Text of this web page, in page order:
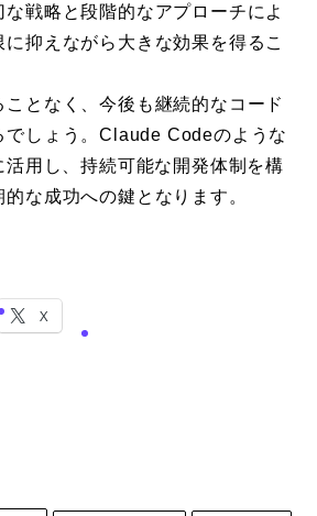
戦略と段階的なアプローチによ
に抑えながら大きな効果を得るこ
となく、今後も継続的なコード
でしょう。Claude Codeのような
用し、持続可能な開発体制を構
な成功への鍵となります。
X